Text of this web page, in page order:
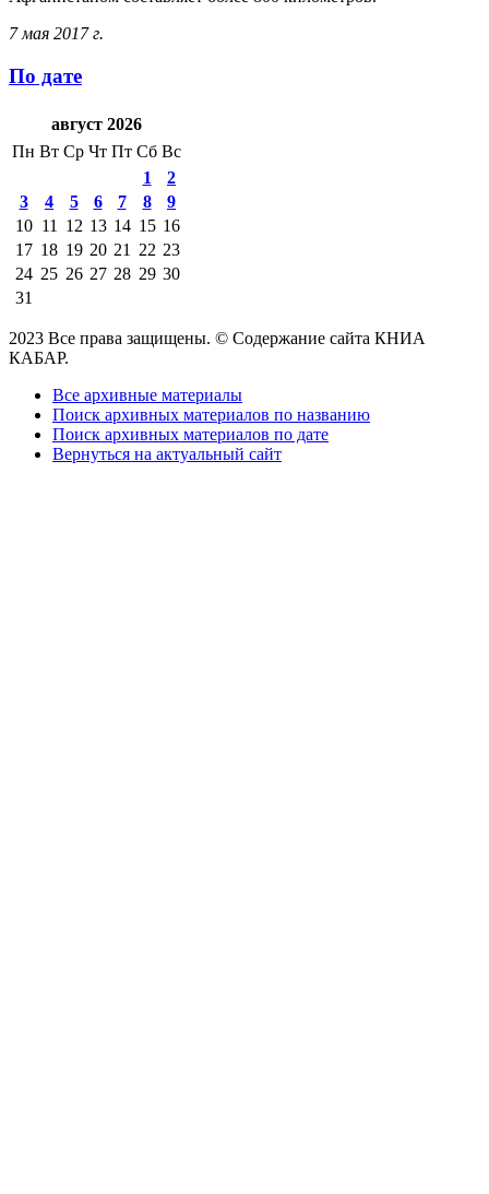
7 мая 2017 г.
По дате
август 2026
Пн Вт Ср Чт Пт Сб Вс
1
2
3
4 5 6 7 8
9
10 11 12 13 14 15 16
17 18 19 20 21 22 23
24 25 26 27 28 29 30
31
2023 Все права защищены. © Содержание сайта КНИА
КАБАР.
Все архивные материалы
Поиск архивных материалов по названию
Поиск архивных материалов по дате
Вернуться на актуальный сайт